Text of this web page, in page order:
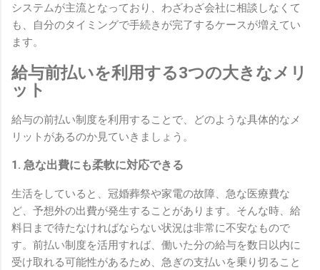
システムが主流となっており、わざわざ会社に相談しなくて
も、自分のタイミングで手続きが完了するケースが増えてい
ます。
給与前払いを利用する3つの大きなメリ
ット
給与の前払い制度を利用することで、どのような具体的なメ
リットがあるのか見ていきましょう。
1. 急な出費にも柔軟に対応できる
生活をしていると、冠婚葬祭や家電の故障、急な医療費な
ど、予想外の出費が発生することがあります。そんな時、給
料日まで待たなければならない状況は非常に不安なもので
す。前払い制度を活用すれば、働いた分の給与を数日以内に
受け取れる可能性があるため、急ぎの支払いを乗り切ること